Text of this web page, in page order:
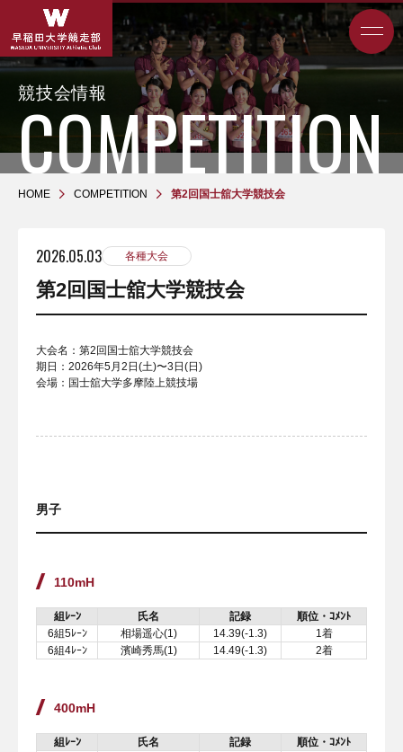
競技会情報
HOME COMPETITION 第2回国士舘大学競技会
2026.05.03 各種大会
第2回国士舘大学競技会
大会名：第2回国士舘大学競技会
期日：2026年5月2日(土)〜3日(日)
会場：国士舘大学多摩陸上競技場
男子
110mH
組ﾚｰﾝ 氏名 記録
順位・ｺﾒﾝﾄ
6組5ﾚｰﾝ
相場遥心(1) 14.39(-1.3)
1着
6組4ﾚｰﾝ
濱崎秀馬(1) 14.49(-1.3) 2着
400mH
組ﾚｰﾝ 氏名 記録
順位・ｺﾒﾝﾄ